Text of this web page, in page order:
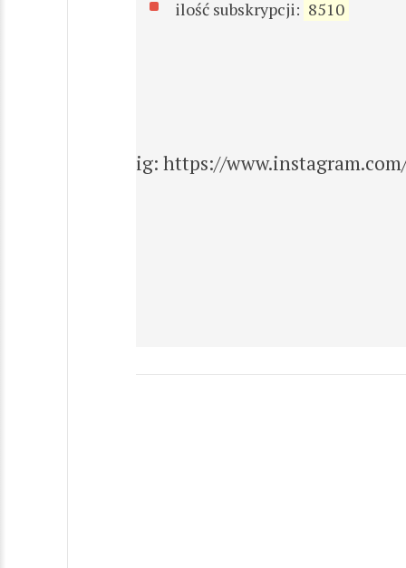
ilość subskrypcji: 8510
ig: https://